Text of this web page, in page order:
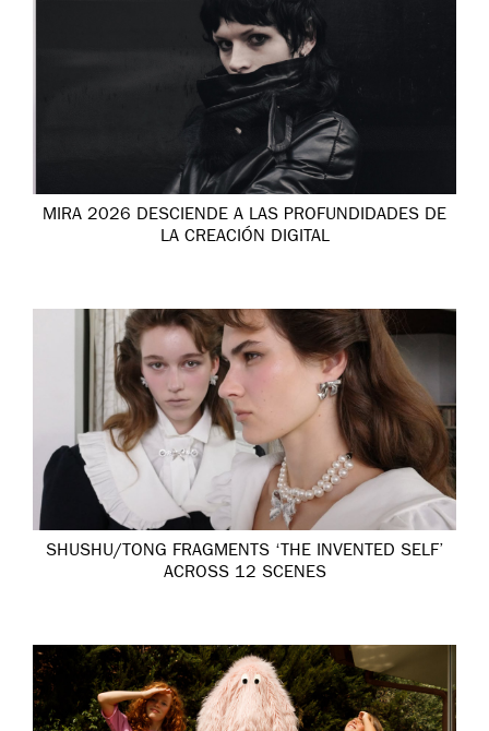
MIRA 2026 DESCIENDE A LAS PROFUNDIDADES DE
LA CREACIÓN DIGITAL
SHUSHU/TONG FRAGMENTS ‘THE INVENTED SELF’
ACROSS 12 SCENES